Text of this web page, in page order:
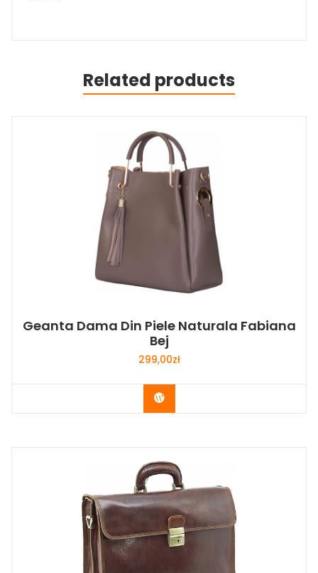
Related products
Geanta Dama Din Piele Naturala Fabiana
Bej
299,00zł
Buy Now